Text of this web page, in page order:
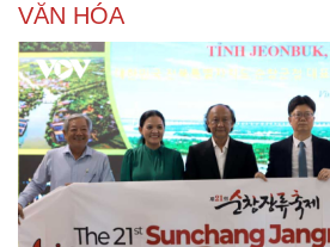
VĂN HÓA